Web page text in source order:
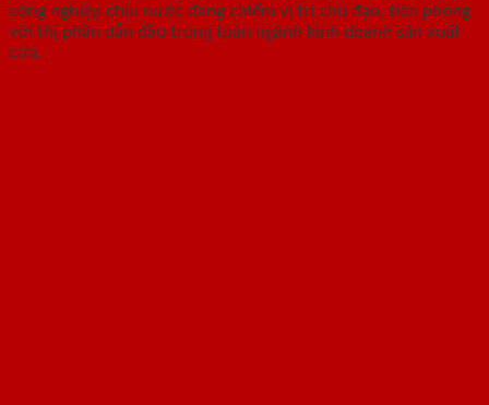
công nghiệp chịu nước đang chiếm vị trí chủ đạo, tiên phong
với thị phần dẫn đầu trong toàn ngành kinh doanh sản xuất
cửa.